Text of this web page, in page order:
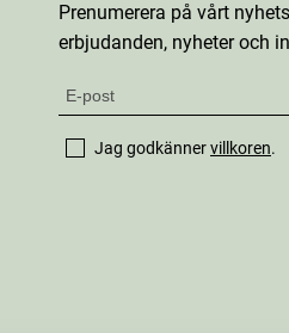
Prenumerera på vårt
erbjudanden, nyheter och
Jag godkännervillkoren.